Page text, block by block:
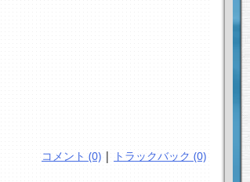
コメント (0) | トラックバック (0)